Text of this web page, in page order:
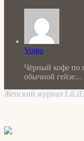
Voigo
Чёрный кофе по
обычной гейзе...
Женский журнал
button